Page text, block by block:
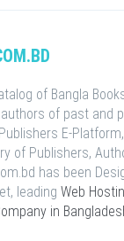
of Bangla
of past and
E-
of Publishers,
has been
leading Web
in